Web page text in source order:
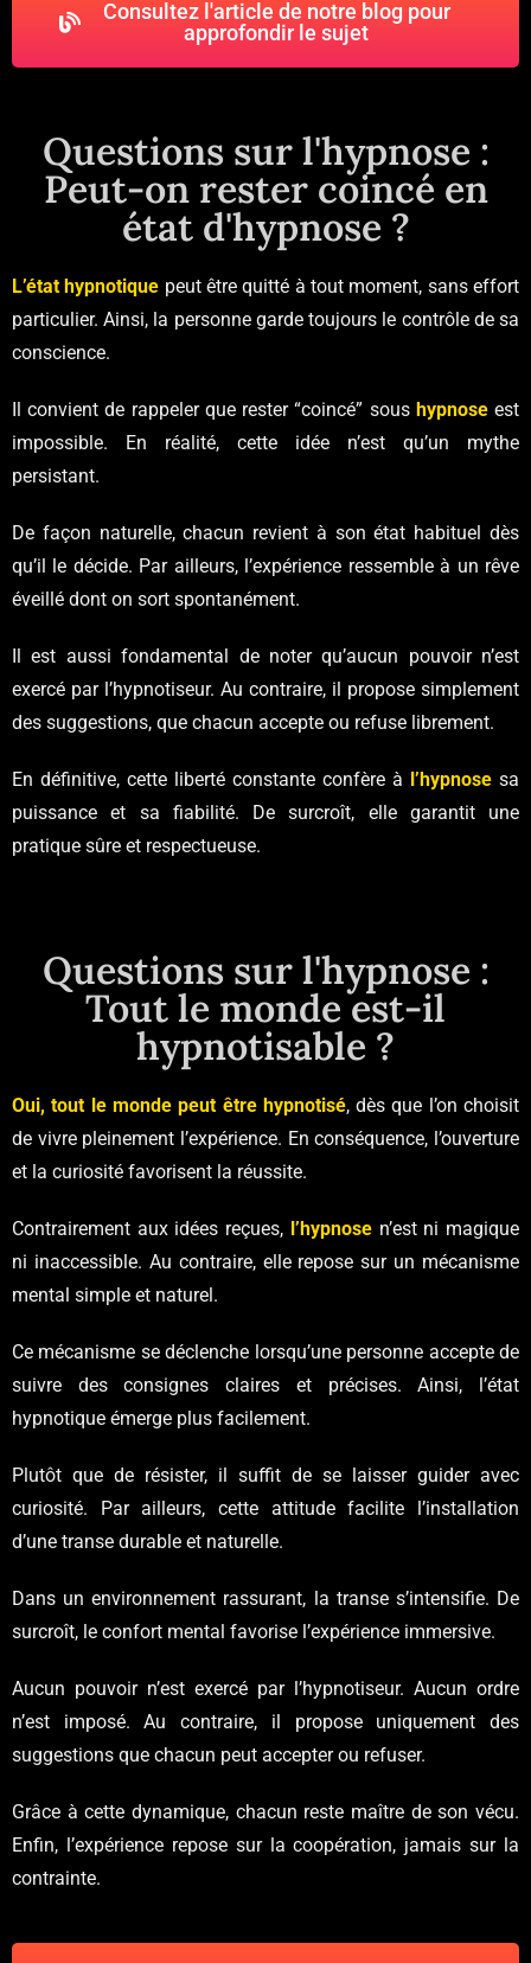
Consultez l'article de notre blog pour
approfondir le sujet
Questions sur l'hypnose :
Peut-on rester coincé en
état d'hypnose ?
L’état hypnotique peut être quitté à tout moment, sans effort
particulier. Ainsi, la personne garde toujours le contrôle de sa
conscience.
Il convient de rappeler que rester “coincé” sous hypnoseest
impossible. En réalité, cette idée n’est qu’un mythe
persistant.
De façon naturelle, chacun revient à son état habituel dès
qu’il le décide. Par ailleurs, l’expérience ressemble à un rêve
éveillé dont on sort spontanément.
Il est aussi fondamental de noter qu’aucun pouvoir n’est
exercé par l’hypnotiseur. Au contraire, il propose simplement
des suggestions, que chacun accepte ou refuse librement.
En définitive, cette liberté constante confère à l’hypnose sa
puissance et sa fiabilité. De surcroît, elle garantit une
pratique sûre et respectueuse.
Questions sur l'hypnose :
Tout le monde est-il
hypnotisable ?
Oui, tout le monde peut être hypnotisé, dès que l’on choisit
de vivre pleinement l’expérience. En conséquence, l’ouverture
et la curiosité favorisent la réussite.
Contrairement aux idées reçues, l’hypnosen’est ni magique
ni inaccessible. Au contraire, elle repose sur un mécanisme
mental simple et naturel.
Ce mécanisme se déclenche lorsqu’une personne accepte de
suivre des consignes claires et précises. Ainsi, l’état
hypnotique émerge plus facilement.
Plutôt que de résister, il suffit de se laisser guider avec
curiosité. Par ailleurs, cette attitude facilite l’installation
d’une transe durable et naturelle.
Dans un environnement rassurant, la transe s’intensifie. De
surcroît, le confort mental favorise l’expérience immersive.
Aucun pouvoir n’est exercé par l’hypnotiseur. Aucun ordre
n’est imposé. Au contraire, il propose uniquement des
suggestions que chacun peut accepter ou refuser.
Grâce à cette dynamique, chacun reste maître de son vécu.
Enfin, l’expérience repose sur la coopération, jamais sur la
contrainte.